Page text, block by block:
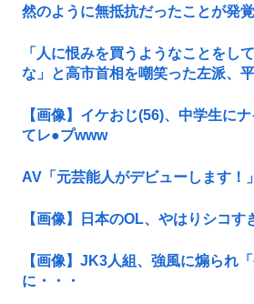
然のように無抵抗だったことが発覚
「人に恨みを買うようなことをし
な」と高市首相を嘲笑った左派、
【画像】イケおじ(56)、中学生に
てレ●プwww
AV「元芸能人がデビューします！」
【画像】日本のOL、やはりシコ
【画像】JK3人組、強風に煽られ
に・・・